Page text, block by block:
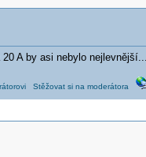
A by asi nebylo nejlevnější...
Stěžovat si na moderátora